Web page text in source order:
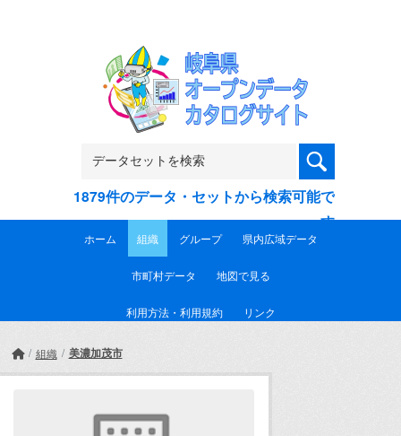
1879件のデータ・セットから検索可能で
す
ホーム 組織 グループ 県内広域データ
市町村データ 地図で見る
利用方法・利用規約 リンク
組織 美濃加茂市